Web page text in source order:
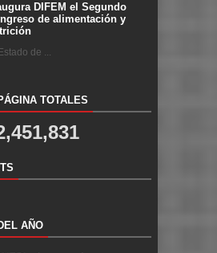
DIFEM el Segundo
de alimentación y
de ...
TOTALES
AÑO